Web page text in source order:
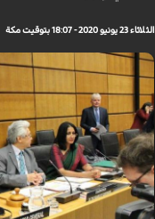
الثلاثاء 23 يونيو 2020 - 18:07 بتوقيت مكة